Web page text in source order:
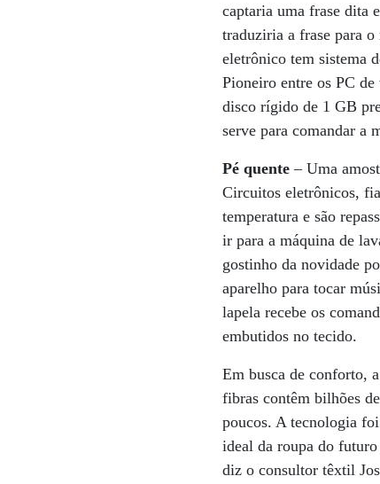
captaria uma frase dita
traduziria a frase para
eletrônico tem sistema
Pioneiro entre os PC
disco rígido de 1 GB
serve para comandar a
Pé quente – Uma
Circuitos eletrônicos,
temperatura e são
ir para a máquina de
gostinho da novidade
aparelho para tocar
lapela recebe os
embutidos no tecido.
Em busca de conforto,
fibras contêm bilhões
poucos. A tecnologia
ideal da roupa do futuro
diz o consultor têxtil